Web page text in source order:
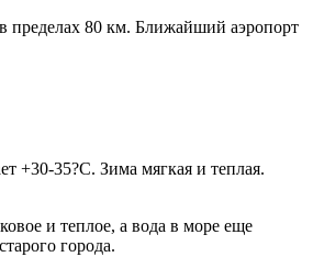
пределах 80 км. Ближайший аэропорт
+30-35?С. Зима мягкая и теплая.
и теплое, а вода в море еще
города.